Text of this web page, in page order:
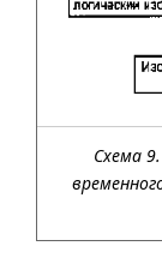
Схема